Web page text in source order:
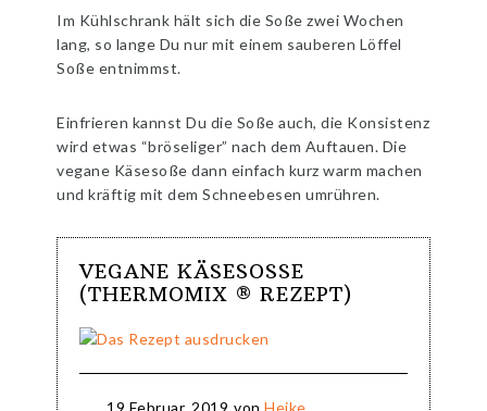
Im Kühlschrank hält sich die Soße zwei Wochen
lang, so lange Du nur mit einem sauberen Löffel
Soße entnimmst.
Einfrieren kannst Du die Soße auch, die Konsistenz
wird etwas “bröseliger” nach dem Auftauen. Die
vegane Käsesoße dann einfach kurz warm machen
und kräftig mit dem Schneebesen umrühren.
VEGANE KÄSESOSSE (
THERMOMIX ® REZEPT)
19 Februar, 2019 vonHeike